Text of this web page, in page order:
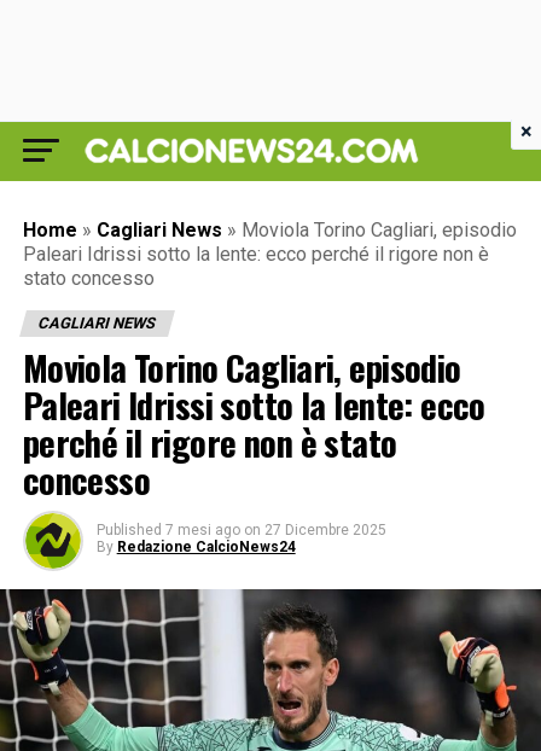
Home » Cagliari News » Moviola Torino Cagliari, episodio
Paleari Idrissi sotto la lente: ecco perché il rigore non è
stato concesso
CAGLIARI NEWS
Moviola Torino Cagliari, episodio
Paleari Idrissi sotto la lente: ecco
perché il rigore non è stato
concesso
Published 7 mesi ago on 27 Dicembre 2025
By Redazione CalcioNews24
×